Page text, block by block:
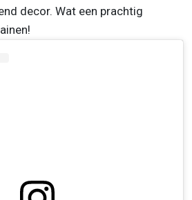
decor. Wat een prachtig